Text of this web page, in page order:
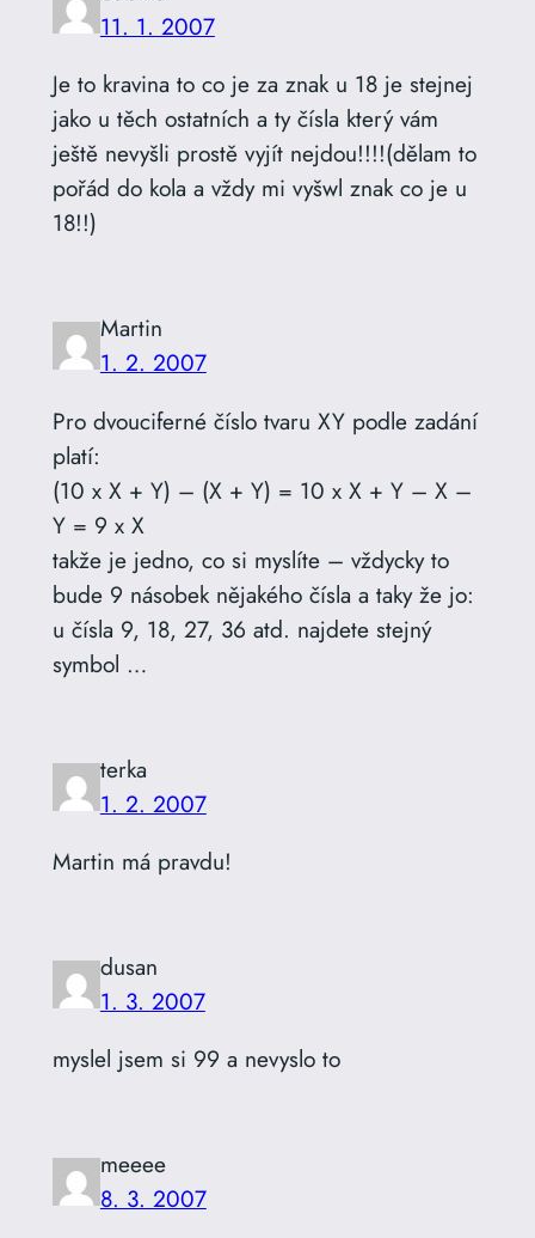
11. 1. 2007
Je to kravina to co je za znak u 18 je stejnej
jako u těch ostatních a ty čísla který vám
ještě nevyšli prostě vyjít nejdou!!!!(dělam to
pořád do kola a vždy mi vyšwl znak co je u
18!!)
Martin
1. 2. 2007
Pro dvouciferné číslo tvaru XY podle zadání
platí:
(10 x X + Y) – (X + Y) = 10 x X + Y – X –
Y = 9 x X
takže je jedno, co si myslíte – vždycky to
bude 9 násobek nějakého čísla a taky že jo:
u čísla 9, 18, 27, 36 atd. najdete stejný
symbol …
terka
1. 2. 2007
Martin má pravdu!
dusan
1. 3. 2007
myslel jsem si 99 a nevyslo to
meeee
8. 3. 2007